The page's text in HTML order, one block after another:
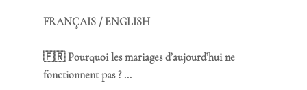
FRANÇAIS / ENGLISH
🇫🇷 Pourquoi les mariages d’aujourd’hui ne
fonctionnent pas ? ...